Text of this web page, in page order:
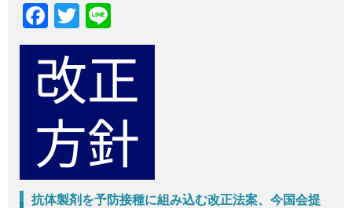
F
a
c
e
b
o
o
k
T
wi
tt
er
n
e
抗体製剤を予防接種に組み込む改正法案、今国会提